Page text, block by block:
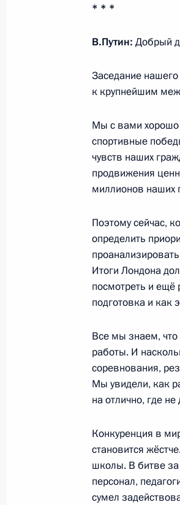
и фигурному
Заседание
19 марта 2013 года,
по
17 марта 2013 года,
Встреча по
воспитания
13 марта 2013 года,
Совещание по
Встреча с
28 декабря 2012
* * *
В.Путин: Добрый
Заседание
к крупнейшим
Мы с вами хорошо
спортивные
чувств наших
продвижения
миллионов наших
Поэтому сейчас,
определить
Итоги Лондона
посмотреть и ещё
подготовка и как
Все мы знаем, что
работы. И
соревнования,
Мы увидели, как
на отлично, где
Конкуренция в
становится
школы. В битве за
персонал,
сумел